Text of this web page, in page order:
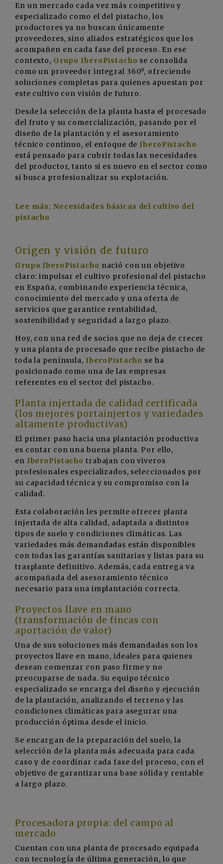
En un mercado cada vez más competitivo y
especializado como el del pistacho, los
productores ya no buscan únicamente
proveedores, sino aliados estratégicos que los
acompañen en cada fase del proceso. En ese
contexto, Grupo IberoPistacho se consolida
como un proveedor integral 360º, ofreciendo
soluciones completas para quienes apuestan por
este cultivo con visión de futuro.
Desde la selección de la planta hasta el procesado
del fruto y su comercialización, pasando por el
diseño de la plantación y el asesoramiento
técnico continuo, el enfoque de IberoPistacho
está pensado para cubrir todas las necesidades
del productor, tanto si es nuevo en el sector como
si busca profesionalizar su explotación.
Lee más: Necesidades básicas del cultivo del
pistacho
Origen y visión de futuro
Grupo IberoPistacho nació con un objetivo
claro: impulsar el cultivo profesional del pistacho
en España, combinando experiencia técnica,
conocimiento del mercado y una oferta de
servicios que garantice rentabilidad,
sostenibilidad y seguridad a largo plazo.
Hoy, con una red de socios que no deja de crecer
y una planta de procesado que recibe pistacho de
toda la península, IberoPistacho se ha
posicionado como una de las empresas
referentes en el sector del pistacho.
Planta injertada de calidad certificada
(los mejores portainjertos y variedades
altamente productivas)
El primer paso hacia una plantación productiva
es contar con una buena planta. Por ello,
en IberoPistacho trabajan con viveros
profesionales especializados, seleccionados por
su capacidad técnica y su compromiso con la
calidad.
Esta colaboración les permite ofrecer planta
injertada de alta calidad, adaptada a distintos
tipos de suelo y condiciones climáticas. Las
variedades más demandadas están disponibles
con todas las garantías sanitarias y listas para su
trasplante definitivo. Además, cada entrega va
acompañada del asesoramiento técnico
necesario para una implantación correcta.
Proyectos llave en mano
(transformación de fincas con
aportación de valor)
Una de sus soluciones más demandadas son los
proyectos llave en mano, ideales para quienes
desean comenzar con paso firme y no
preocuparse de nada. Su equipo técnico
especializado se encarga del diseño y ejecución
de la plantación, analizando el terreno y las
condiciones climáticas para asegurar una
producción óptima desde el inicio.
Se encargan de la preparación del suelo, la
selección de la planta más adecuada para cada
caso y de coordinar cada fase del proceso, con el
objetivo de garantizar una base sólida y rentable
a largo plazo.
Procesadora propia: del campo al
mercado
Cuentan con una planta de procesado equipada
con tecnología de última generación, lo que